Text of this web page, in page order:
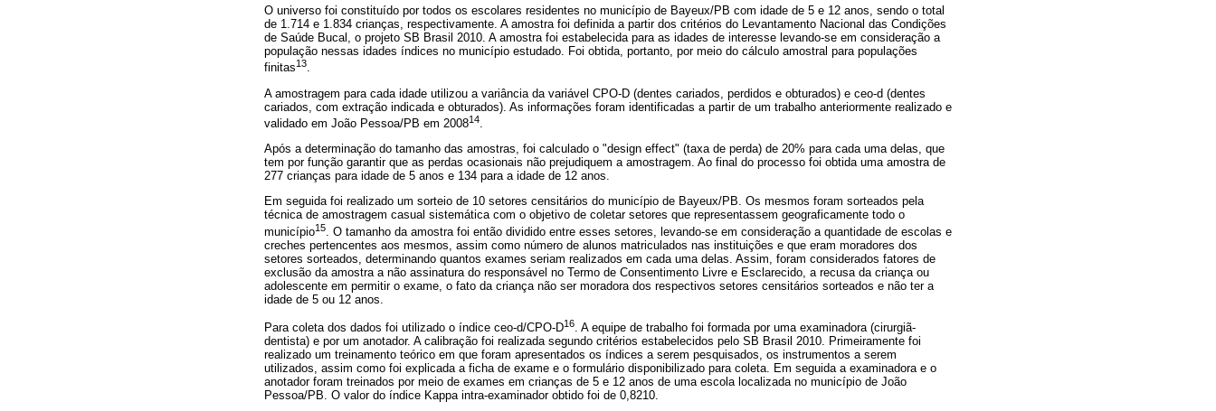
O universo foi constituído por todos os escolares residentes no município de Bayeux/PB com idade de 5 e 12 anos, sendo o total
de 1.714 e 1.834 crianças, respectivamente. A amostra foi definida a partir dos critérios do Levantamento Nacional das Condições
de Saúde Bucal, o projeto SB Brasil 2010. A amostra foi estabelecida para as idades de interesse levando-se em consideração a
população nessas idades índices no município estudado. Foi obtida, portanto, por meio do cálculo amostral para populações
finitas13.
A amostragem para cada idade utilizou a variância da variável CPO-D (dentes cariados, perdidos e obturados) e ceo-d (dentes
cariados, com extração indicada e obturados). As informações foram identificadas a partir de um trabalho anteriormente realizado e
validado em João Pessoa/PB em 200814.
Após a determinação do tamanho das amostras, foi calculado o "design effect" (taxa de perda) de 20% para cada uma delas, que
tem por função garantir que as perdas ocasionais não prejudiquem a amostragem. Ao final do processo foi obtida uma amostra de
277 crianças para idade de 5 anos e 134 para a idade de 12 anos.
Em seguida foi realizado um sorteio de 10 setores censitários do município de Bayeux/PB. Os mesmos foram sorteados pela
técnica de amostragem casual sistemática com o objetivo de coletar setores que representassem geograficamente todo o
município15
. O tamanho da amostra foi então dividido entre esses setores, levando-se em consideração a quantidade de escolas e
creches pertencentes aos mesmos, assim como número de alunos matriculados nas instituições e que eram moradores dos
setores sorteados, determinando quantos exames seriam realizados em cada uma delas. Assim, foram considerados fatores de
exclusão da amostra a não assinatura do responsável no Termo de Consentimento Livre e Esclarecido, a recusa da criança ou
adolescente em permitir o exame, o fato da criança não ser moradora dos respectivos setores censitários sorteados e não ter a
idade de 5 ou 12 anos.
Para coleta dos dados foi utilizado o índice ceo-d/CPO-D16. A equipe de trabalho foi formada por uma examinadora (cirurgiã-
dentista) e por um anotador. A calibração foi realizada segundo critérios estabelecidos pelo SB Brasil 2010. Primeiramente foi
realizado um treinamento teórico em que foram apresentados os índices a serem pesquisados, os instrumentos a serem
utilizados, assim como foi explicada a ficha de exame e o formulário disponibilizado para coleta. Em seguida a examinadora e o
anotador foram treinados por meio de exames em crianças de 5 e 12 anos de uma escola localizada no município de João
Pessoa/PB. O valor do índice Kappa intra-examinador obtido foi de 0,8210.